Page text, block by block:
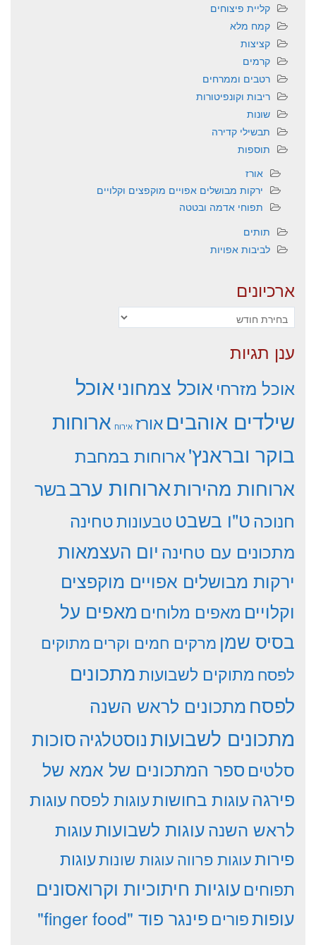
קליית פיצוחים
קמח מלא
קציצות
קרמים
רטבים וממרחים
ריבות וקונפיטורות
שונות
תבשילי קדירה
תוספות
אורז
ירקות מבושלים אפויים מוקפצים וקלויים
תפוחי אדמה ובטטה
תותים
לביבות אפויות
ארכיונים
ארכיונים
ענן תגיות
אוכל מזרחיאוכל צמחוניאוכל
שילדים אוהביםאורז אירוח ארוחות
בוקר ובראנץ'ארוחות במחבת
ארוחות מהירותארוחות ערבבשר
חנוכהט"ו בשבט טבעונותטחינה
מתכונים עם טחינה יום העצמאות
ירקות מבושלים אפויים מוקפצים
וקלויים מאפים מלוחים מאפים על
בסיס שמן מרקים חמים וקריםמתוקים
לפסח מתוקים לשבועותמתכונים
לפסח מתכונים לראש השנה
מתכונים לשבועותנוסטלגיהסוכות
סלטים ספר המתכונים של אמא של
פירגהעוגות בחושותעוגות לפסח עוגות
לראש השנהעוגות לשבועותעוגות
פירותעוגות פרווהעוגות שונותעוגות
תפוחים עוגיות חיתוכיות וקרואסונים
עופותפורים פינגר פוד "finger food"